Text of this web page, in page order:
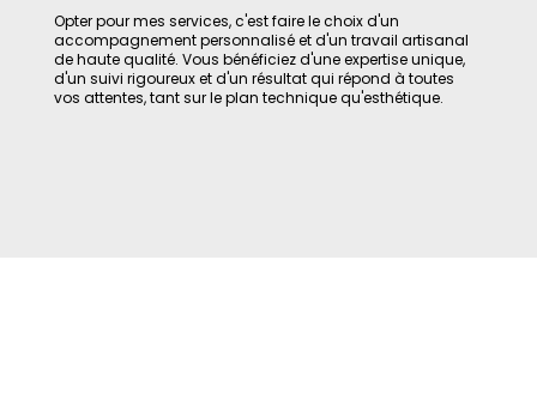
Opter pour mes services, c'est faire le choix d'un
accompagnement personnalisé et d'un travail artisanal
de haute qualité. Vous bénéficiez d'une expertise unique,
d'un suivi rigoureux et d'un résultat qui répond à toutes
vos attentes, tant sur le plan technique qu'esthétique.